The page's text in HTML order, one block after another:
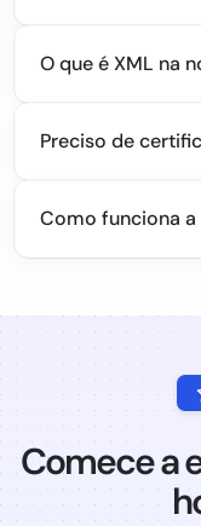
O que é XML na
Preciso de
Como funciona a
Comece a